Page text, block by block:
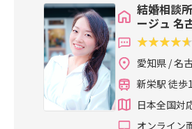
結婚相談
ージュ 名
愛知県 / 名
新栄駅 徒歩
日本全国対
オンライン